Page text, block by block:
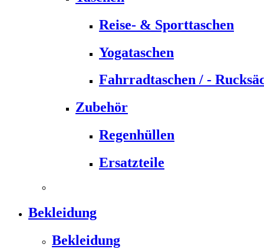
Reise- & Sporttaschen
Yogataschen
Fahrradtaschen / -
Zubehör
Regenhüllen
Ersatzteile
Bekleidung
Bekleidung